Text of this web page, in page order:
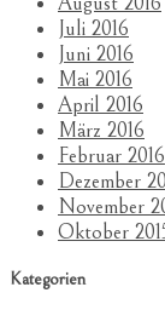
Juli 2016
Juni 2016
Mai 2016
April 2016
März 2016
Februar 2016
Dezember
November
Oktober
Kategorien